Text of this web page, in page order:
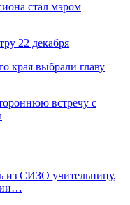
стал мэром
22 декабря
края выбрали главу
встречу с
из СИЗО учительницу,